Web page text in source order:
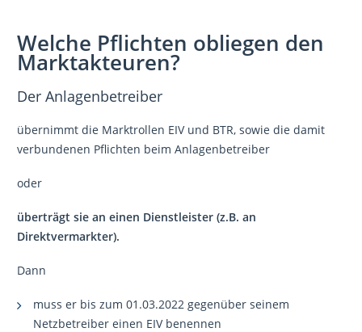
Welche Pflichten obliegen den
Marktakteuren?
Der Anlagenbetreiber
übernimmt die Marktrollen EIV und BTR, sowie die damit
verbundenen Pflichten beim Anlagenbetreiber
oder
überträgt sie an einen Dienstleister (z.B. an
Direktvermarkter).
Dann
muss er bis zum 01.03.2022 gegenüber seinem
Netzbetreiber einen EIV benennen